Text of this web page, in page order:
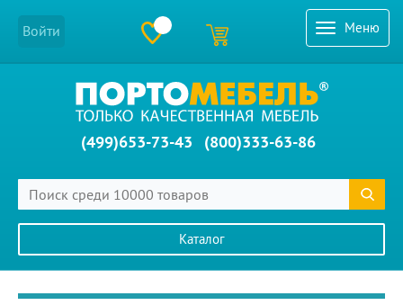
Меню
Войти
(499)653-73-43 (800)333-63-86
Каталог
Главное меню сайта